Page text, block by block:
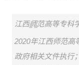
江西师范高等专科
2020年江西师范高
政府相关文件执行